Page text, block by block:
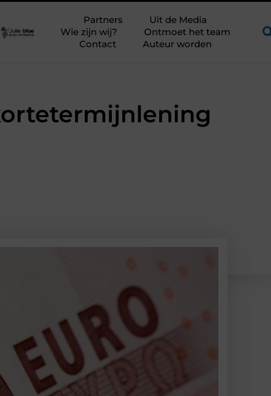
Partners
Uit de Media
Wie zijn wij?
Ontmoet het team
Contact
Auteur worden